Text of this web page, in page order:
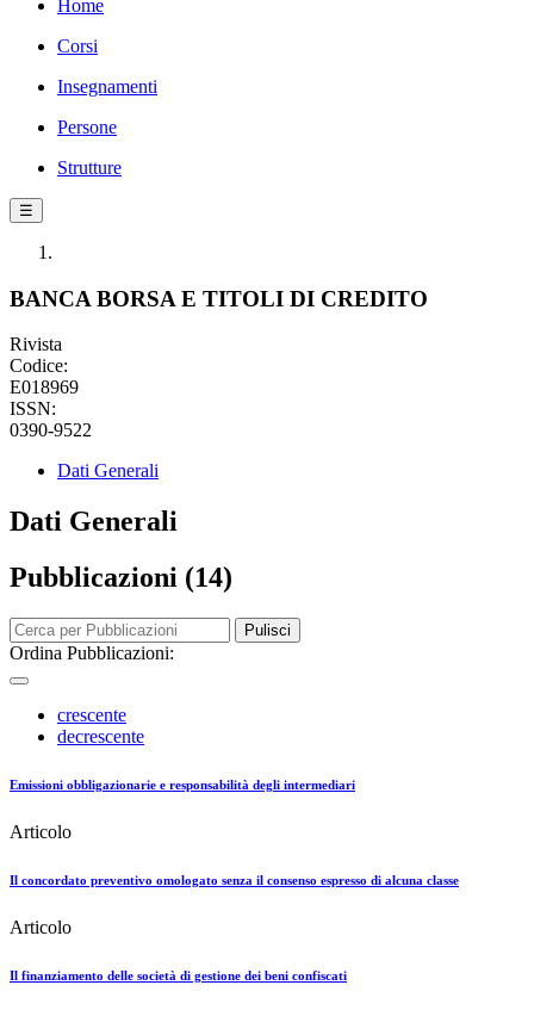
Home
Corsi
Insegnamenti
Persone
Strutture
☰
BANCA BORSA E TITOLI DI CREDITO
Rivista
Codice:
E018969
ISSN:
0390-9522
Dati Generali
Dati Generali
Pubblicazioni (14)
Pulisci
Ordina Pubblicazioni:
crescente
decrescente
Emissioni obbligazionarie e responsabilità degli intermediari
Articolo
Il concordato preventivo omologato senza il consenso espresso di alcuna classe
Articolo
Il finanziamento delle società di gestione dei beni confiscati